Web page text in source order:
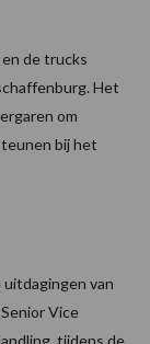
de trucks
Het
om
bij het
van
Vice
tijdens de